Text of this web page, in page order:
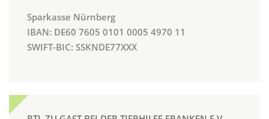
Sparkasse Nürnberg
IBAN: DE60 7605 0101 0005 4970 11
SWIFT-BIC: SSKNDE77XXX